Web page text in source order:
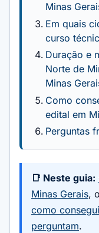
Minas
Em quais
curso
Duração e
Norte de
Minas
Como
edital em
Perguntas
📑 Neste guia:
Minas Gerais,
como
perguntam.